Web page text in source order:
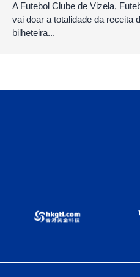
A Futebol Clube de Vizela,
vai doar a totalidade da receita
bilheteira...